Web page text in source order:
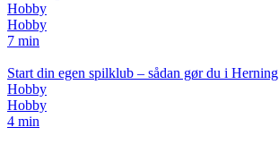
Hobby
Hobby
7 min
Start din egen spilklub – sådan gør du i Herning
Hobby
Hobby
4 min